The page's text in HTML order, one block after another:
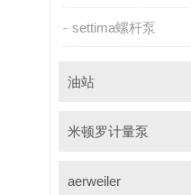
settima螺杆泵
油站
米顿罗计量泵
aerweiler